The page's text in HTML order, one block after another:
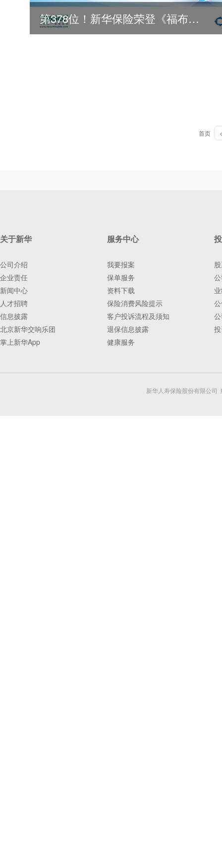
第378位！新华保险荣登《福布斯》全球500强
首页
关于新华
公司介绍
企业责任
新闻中心
人才招聘
信息披露
北京新华交响乐团
掌上新华App
服务中心
我要报案
保单服务
资料下载
保险消费风险提示
客户投诉流程及须知
退保信息披露
健康服务
新华人寿保险股份有限公